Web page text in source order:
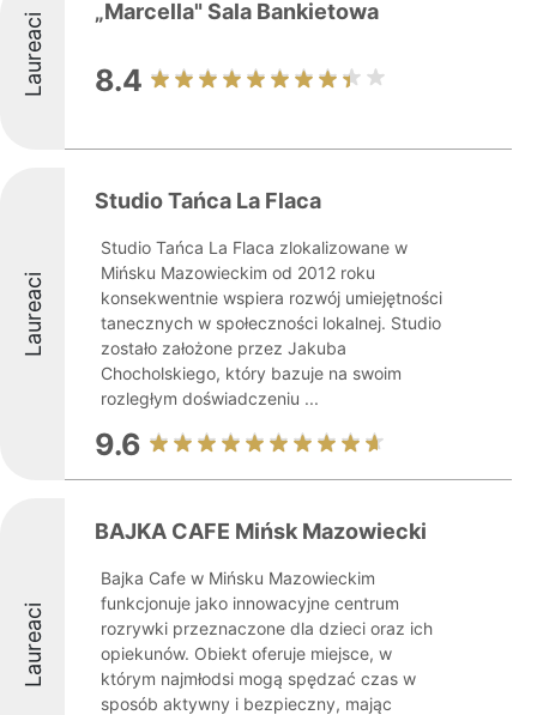
Laureaci „Marcella" Sala Bankietowa
8.4
Laureaci
Studio Tańca La Flaca
Studio Tańca La Flaca zlokalizowane w
Mińsku Mazowieckim od 2012 roku
konsekwentnie wspiera rozwój umiejętności
tanecznych w społeczności lokalnej. Studio
zostało założone przez Jakuba
Chocholskiego, który bazuje na swoim
rozległym doświadczeniu ...
9.6
Laureaci
BAJKA CAFE Mińsk Mazowiecki
Bajka Cafe w Mińsku Mazowieckim
funkcjonuje jako innowacyjne centrum
rozrywki przeznaczone dla dzieci oraz ich
opiekunów. Obiekt oferuje miejsce, w
którym najmłodsi mogą spędzać czas w
sposób aktywny i bezpieczny, mając